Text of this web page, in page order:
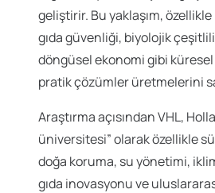
geliştirir. Bu yaklaşım,
gıda güvenliği, biyolojik
döngüsel ekonomi gibi
pratik çözümler üretmelerini
Araştırma açısından VHL,
üniversitesi” olarak özellikle
doğa koruma, su yönetimi,
gıda inovasyonu ve